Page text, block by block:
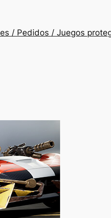
/ Pedidos / Juegos